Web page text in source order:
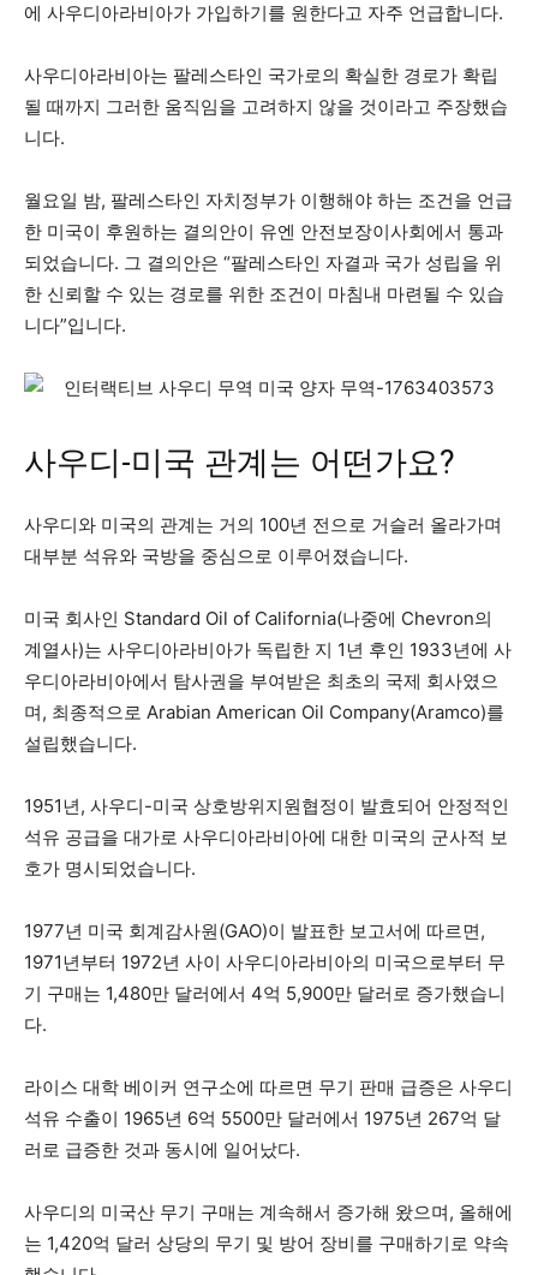
에 사우디아라비아가 가입하기를 원한다고 자주 언급합니다.
사우디아라비아는 팔레스타인 국가로의 확실한 경로가 확립
될 때까지 그러한 움직임을 고려하지 않을 것이라고 주장했습
니다.
월요일 밤, 팔레스타인 자치정부가 이행해야 하는 조건을 언급
한 미국이 후원하는 결의안이 유엔 안전보장이사회에서 통과
되었습니다. 그 결의안은 “팔레스타인 자결과 국가 성립을 위
한 신뢰할 수 있는 경로를 위한 조건이 마침내 마련될 수 있습
니다”입니다.
사우디-미국 관계는 어떤가요?
사우디와 미국의 관계는 거의 100년 전으로 거슬러 올라가며
대부분 석유와 국방을 중심으로 이루어졌습니다.
미국 회사인 Standard Oil of California(나중에 Chevron의
계열사)는 사우디아라비아가 독립한 지 1년 후인 1933년에 사
우디아라비아에서 탐사권을 부여받은 최초의 국제 회사였으
며, 최종적으로 Arabian American Oil Company(Aramco)를
설립했습니다.
1951년, 사우디-미국 상호방위지원협정이 발효되어 안정적인
석유 공급을 대가로 사우디아라비아에 대한 미국의 군사적 보
호가 명시되었습니다.
1977년 미국 회계감사원(GAO)이 발표한 보고서에 따르면,
1971년부터 1972년 사이 사우디아라비아의 미국으로부터 무
기 구매는 1,480만 달러에서 4억 5,900만 달러로 증가했습니
다.
라이스 대학 베이커 연구소에 따르면 무기 판매 급증은 사우디
석유 수출이 1965년 6억 5500만 달러에서 1975년 267억 달
러로 급증한 것과 동시에 일어났다.
사우디의 미국산 무기 구매는 계속해서 증가해 왔으며, 올해에
는 1,420억 달러 상당의 무기 및 방어 장비를 구매하기로 약속